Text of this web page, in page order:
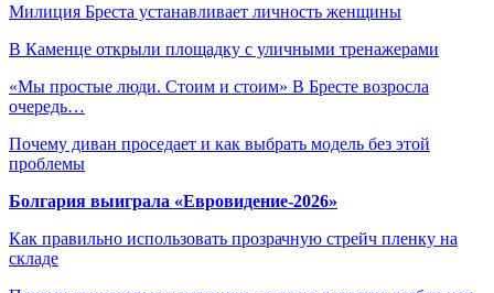
Милиция Бреста устанавливает личность женщины
В Каменце открыли площадку с уличными тренажерами
«Мы простые люди. Стоим и стоим» В Бресте возросла
очередь…
Почему диван проседает и как выбрать модель без этой
проблемы
Болгария выиграла «Евровидение-2026»
Как правильно использовать прозрачную стрейч пленку на
складе